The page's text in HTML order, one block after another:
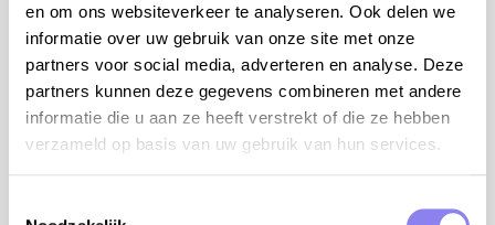
en om ons websiteverkeer te analyseren. Ook delen we
informatie over uw gebruik van onze site met onze
partners voor social media, adverteren en analyse. Deze
partners kunnen deze gegevens combineren met andere
informatie die u aan ze heeft verstrekt of die ze hebben
verzameld op basis van uw gebruik van hun services.
Ben je eigenaar van een vakantiehuis in
Frankrijk en speel je met het idee om het huis
(deels) te verhuren? Wij helpen je graag!
Laat hier je gegevens na en
we contacteren je om jou en je eigendom